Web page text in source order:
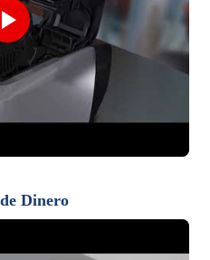
Dinero